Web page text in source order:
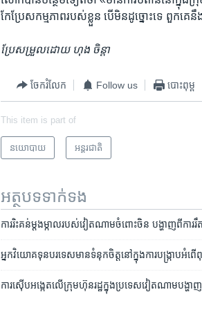
កែប្រែ​សកម្មភាព​របស់​ខ្លួន បើ​មិន​ដូច្នោះ​ទេ ពួកគ
ប្រែសម្រួល​ដោយ​ ហុង ចិន្តា
ចែករំលែក Follow us បោះពុម្ព
This item is part of
នយោបាយ អន្តរជាតិ
អត្ថបទ​ទាក់ទង
ការរិះ​គន់​ម្តង​ម្កាល​របស់​វៀតណាម​ចំពោះ​ចិន​ បង្ហាញ​ពី​កា
អ្នក​វិយោគ​ទុន​បរទេស​មាន​ទំនុក​ចិត្ត​នៅ​ក្នុងការ​បង្ក្រាប​​អំ
ការ​ស៊ើបអង្កេត​លើ​ក្រុមហ៊ុន​រដ្ឋ​​ក្នុង​ប្រទេស​វៀតណាម​បង្ហ